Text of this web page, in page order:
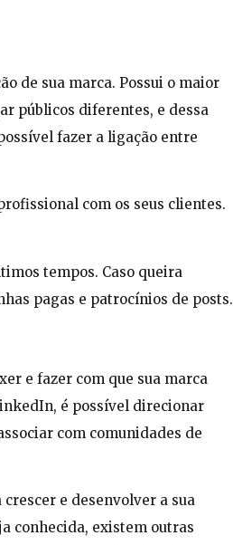
de sua marca. Possui o maior
públicos diferentes, e dessa
fazer a ligação entre
com os seus clientes.
tempos. Caso queira
pagas e patrocínios de posts.
e fazer com que sua marca
é possível direcionar
com comunidades de
e desenvolver a sua
conhecida, existem outras